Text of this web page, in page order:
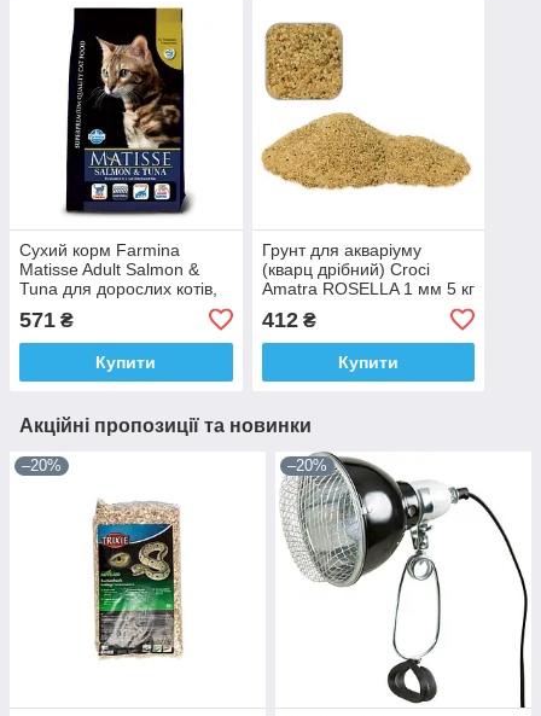
Сухий корм Farmina
Matisse Adult Salmon &
Tuna для дорослих котів,
571 ₴
Купити
Грунт для акваріуму
(кварц дрібний) Croci
Amatra ROSELLA 1 мм 5 кг
412₴
Купити
Акційні пропозиції та новинки
–20% –20%